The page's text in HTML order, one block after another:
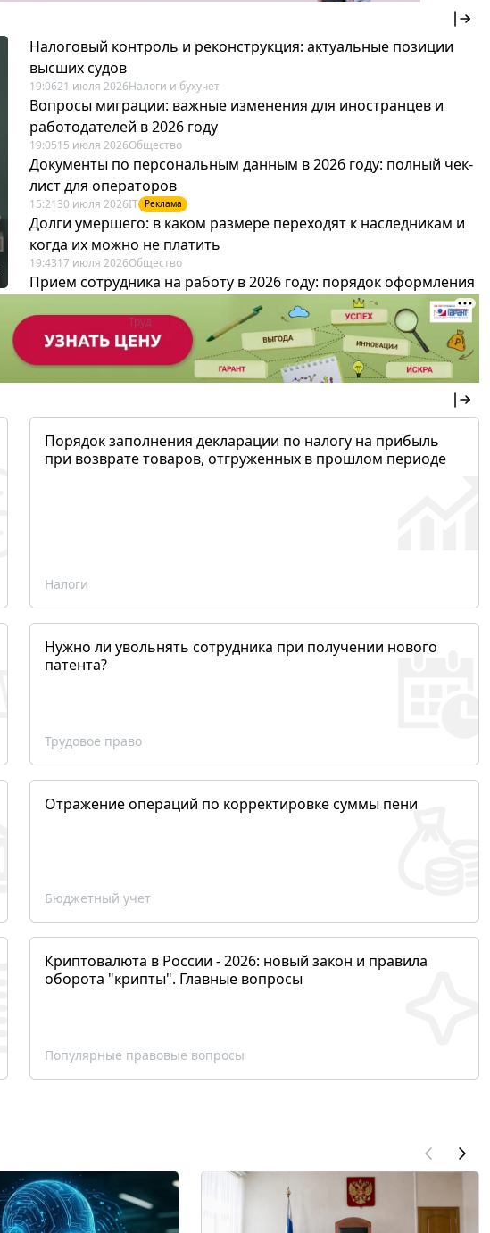
Налоговый контроль и реконструкция: актуальные позиции
высших судов
19:0621 июля 2026Налоги и бухучет
Вопросы миграции: важные изменения для иностранцев и
работодателей в 2026 году
19:0515 июля 2026Общество
Документы по персональным данным в 2026 году: полный чек-
лист для операторов
15:21 30 июля 2026IT Реклама
Долги умершего: в каком размере переходят к наследникам и
когда их можно не платить
19:4317 июля 2026Общество
Прием сотрудника на работу в 2026 году: порядок оформления
12:28 Труд Реклама
Порядок заполнения декларации по налогу на прибыль
при возврате товаров, отгруженных в прошлом периоде
Налоги
Нужно ли увольнять сотрудника при получении нового
патента?
Трудовое право
Отражение операций по корректировке суммы пени
Бюджетный учет
Криптовалюта в России - 2026: новый закон и правила
оборота "крипты". Главные вопросы
Популярные правовые вопросы